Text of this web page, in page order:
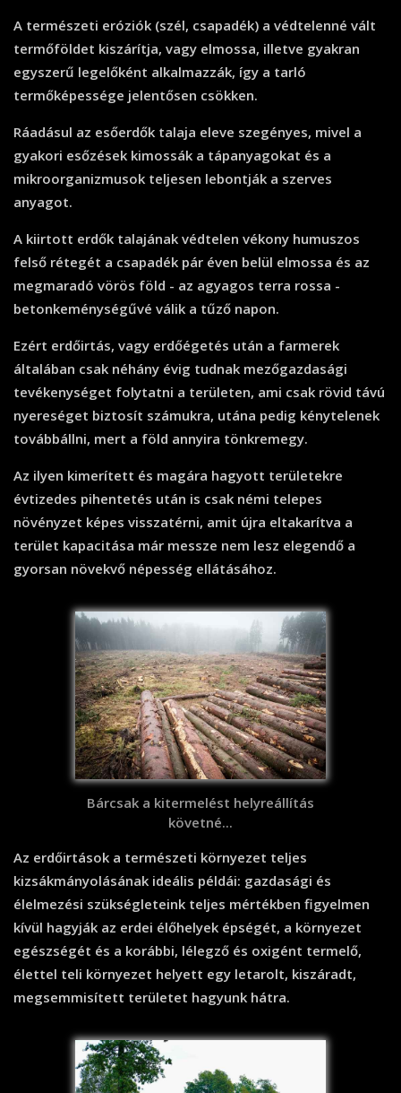
A természeti eróziók (szél, csapadék) a védtelenné vált
termőföldet kiszárítja, vagy elmossa, illetve gyakran
egyszerű legelőként alkalmazzák, így a tarló
termőképessége jelentősen csökken.
Ráadásul az esőerdők talaja eleve szegényes, mivel a
gyakori esőzések kimossák a tápanyagokat és a
mikroorganizmusok teljesen lebontják a szerves
anyagot.
A kiirtott erdők talajának védtelen vékony humuszos
felső rétegét a csapadék pár éven belül elmossa és az
megmaradó vörös föld - az agyagos terra rossa -
betonkeménységűvé válik a tűző napon.
Ezért erdőirtás, vagy erdőégetés után a farmerek
általában csak néhány évig tudnak mezőgazdasági
tevékenységet folytatni a területen, ami csak rövid távú
nyereséget biztosít számukra, utána pedig kénytelenek
továbbállni, mert a föld annyira tönkremegy.
Az ilyen kimerített és magára hagyott területekre
évtizedes pihentetés után is csak némi telepes
növényzet képes visszatérni, amit újra eltakarítva a
terület kapacitása már messze nem lesz elegendő a
gyorsan növekvő népesség ellátásához.
Bárcsak a kitermelést helyreállítás
követné...
Az erdőirtások a természeti környezet teljes
kizsákmányolásának ideális példái: gazdasági és
élelmezési szükségleteink teljes mértékben figyelmen
kívül hagyják az erdei élőhelyek épségét, a környezet
egészségét és a korábbi, lélegző és oxigént termelő,
élettel teli környezet helyett egy letarolt, kiszáradt,
megsemmisített területet hagyunk hátra.